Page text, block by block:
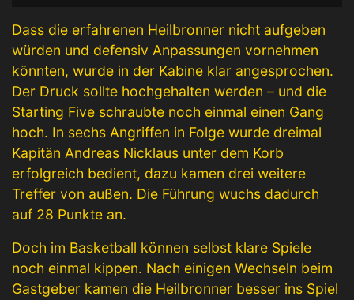
Dass die erfahrenen Heilbronner nicht aufgeben
würden und defensiv Anpassungen vornehmen
könnten, wurde in der Kabine klar angesprochen.
Der Druck sollte hochgehalten werden – und die
Starting Five schraubte noch einmal einen Gang
hoch. In sechs Angriffen in Folge wurde dreimal
Kapitän Andreas Nicklaus unter dem Korb
erfolgreich bedient, dazu kamen drei weitere
Treffer von außen. Die Führung wuchs dadurch
auf 28 Punkte an.
Doch im Basketball können selbst klare Spiele
noch einmal kippen. Nach einigen Wechseln beim
Gastgeber kamen die Heilbronner besser ins Spiel